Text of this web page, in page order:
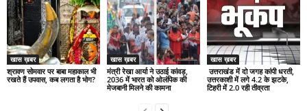
खास ख़बर
श्रावण सोमवार पर बाबा महाकाल भी
रखते हैं उपवास, कब लगता है भोग?
खास ख़बर
मंत्री रेखा आर्या ने उठाई कांवड़,
2036 में भारत को ओलंपिक की
मेजबानी मिलने की कामना
खास ख़बर
उत्तराखंड में दो जगह कांपी धरती,
उत्तरकाशी में लगे 4.2 के झटके,
टिहरी में 2.0 रही तीव्रता